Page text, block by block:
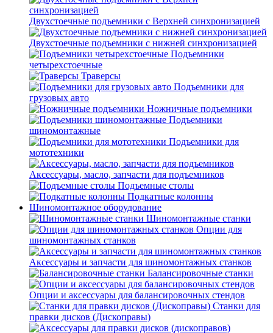
Двухстоечные подъемники с Верхней синхронизацией
Двухстоечные подъемники с нижней синхронизацией
Подъемники
четырехстоечные
Траверсы
Подъемники для
грузовых авто
Ножничные подъемники
Подъемники
шиномонтажные
Подъемники для
мототехники
Аксессуары, масло, запчасти для подъемников
Подъемные столы
Подкатные колонны
Шиномонтажное оборудование
Шиномонтажные станки
Опции для
шиномонтажных станков
Аксессуары и запчасти для шиномонтажных станков
Балансировочные станки
Опции и аксессуары для балансировочных стендов
Станки для
правки дисков (Дископравы)